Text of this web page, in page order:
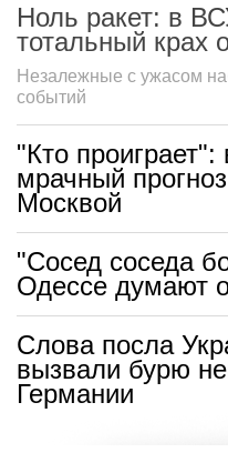
Ноль ракет: в
тотальный крах
Незалежные с ужасом
событий
"Кто
мрачный
Москвой
"Сосед соседа
Одессе думают
Слова посла
вызвали бурю
Германии